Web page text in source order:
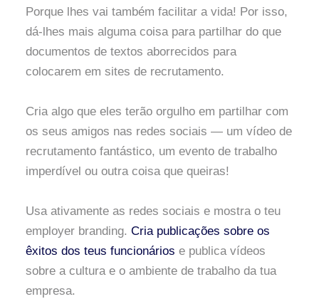
Porque lhes vai também facilitar a vida! Por isso,
dá-lhes mais alguma coisa para partilhar do que
documentos de textos aborrecidos para
colocarem em sites de recrutamento.
Cria algo que eles terão orgulho em partilhar com
os seus amigos nas redes sociais — um vídeo de
recrutamento fantástico, um evento de trabalho
imperdível ou outra coisa que queiras!
Usa ativamente as redes sociais e mostra o teu
employer branding. Cria publicações sobre os
êxitos dos teus funcionários e publica vídeos
sobre a cultura e o ambiente de trabalho da tua
empresa.